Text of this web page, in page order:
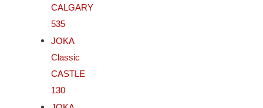
CALGARY
535
JOKA
Classic
CASTLE
130